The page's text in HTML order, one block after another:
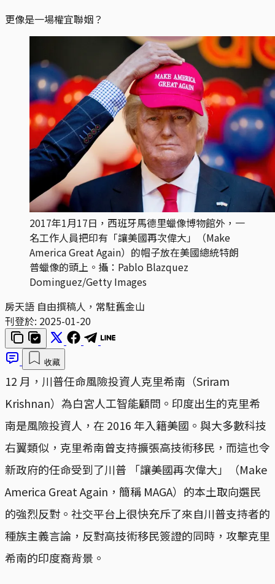
更像是一場權宜聯姻？
2017年1月17日，西班牙馬德里蠟像博物館外，一
名工作人員把印有「讓美國再次偉大」（Make
America Great Again）的帽子放在美國總統特朗
普蠟像的頭上。攝：Pablo Blazquez
Dominguez/Getty Images
房天語 自由撰稿人，常駐舊金山
刊登於: 2025-01-20
收藏
12 月，川普任命風險投資人克里希南（Sriram
Krishnan）為白宮人工智能顧問。印度出生的克里希
南是風險投資人，在 2016 年入籍美國。與大多數科技
右翼類似，克里希南曾支持擴張高技術移民，而這也令
新政府的任命受到了川普 「讓美國再次偉大」（Make
America Great Again，簡稱 MAGA）的本土取向選民
的強烈反對。社交平台上很快充斥了來自川普支持者的
種族主義言論，反對高技術移民簽證的同時，攻擊克里
希南的印度裔背景。